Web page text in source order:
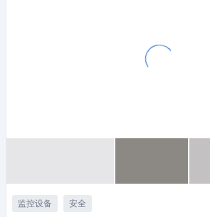
监控设备 安全